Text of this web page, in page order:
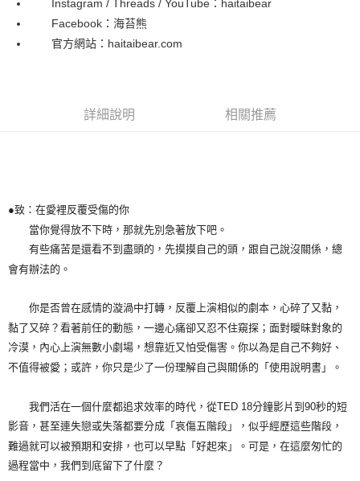
Instagram / Threads / YouTube：haitaibear
Facebook：海苔熊
官方網站：haitaibear.com
詳細說明 相關推薦
●致：在愛裡反覆受傷的你
當你覺得放不下時，那就先別急著放下吧。
有些痛苦是還看不到盡頭的，先摸摸自己的頭，跟自己說沒關係，總
會有辦法的。
你是否曾在感情的漩渦中打轉，反覆上演相似的劇本，心碎了又黏，
黏了又碎？看著前任的動態，一邊心痛卻又忍不住窺探；面對曖昧對象的
冷漠，內心上演無數小劇場，想靠近又怕受傷害。你以為是自己不夠好、
不值得被愛；或許，你只是少了一份理解自己與關係的「使用說明書」。
我們活在一個什麼都追求效率的時代，從TED 18分鐘影片到90秒的短
影音，甚至連失戀或失落都要分成「哀傷五階段」，似乎經歷這些階段，
難過就可以被預期和安排，也可以早點「好起來」。可是，在這麼匆忙的
過程當中，我們到底留下了什麼？